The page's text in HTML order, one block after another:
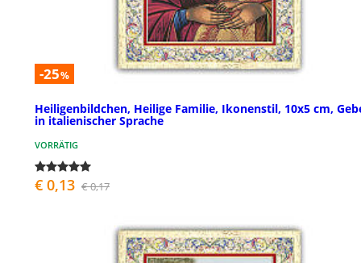
-25%
Heiligenbildchen, Heilige Familie, Ikonenstil, 10x5 cm,
in italienischer Sprache
VORRÄTIG
€ 0,13 € 0,17